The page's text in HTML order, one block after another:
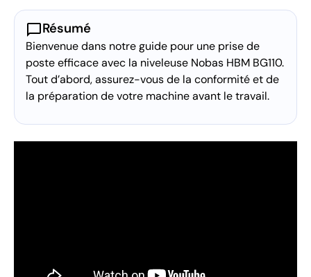
chat_bubbleRésumé
Bienvenue dans notre guide pour une prise de
poste efficace avec la niveleuse Nobas HBM BG110.
Tout d’abord, assurez-vous de la conformité et de
la préparation de votre machine avant le travail.